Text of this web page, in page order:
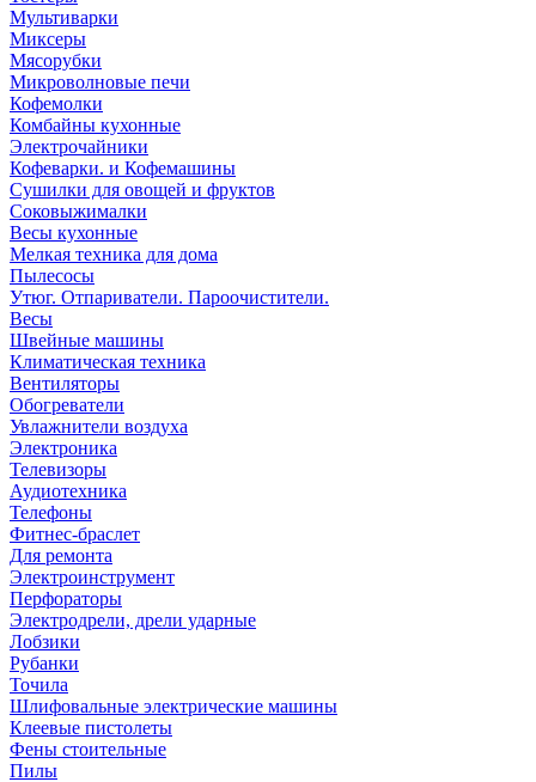
Мультиварки
Миксеры
Мясорубки
Микроволновые печи
Кофемолки
Комбайны кухонные
Электрочайники
Кофеварки. и Кофемашины
Сушилки для овощей и фруктов
Соковыжималки
Весы кухонные
Мелкая техника для дома
Пылесосы
Утюг. Отпариватели. Пароочистители.
Весы
Швейные машины
Климатическая техника
Вентиляторы
Обогреватели
Увлажнители воздуха
Электроника
Телевизоры
Аудиотехника
Телефоны
Фитнес-браслет
Для ремонта
Электроинструмент
Перфораторы
Электродрели, дрели ударные
Лобзики
Рубанки
Точила
Шлифовальные электрические машины
Клеевые пистолеты
Фены стоительные
Пилы